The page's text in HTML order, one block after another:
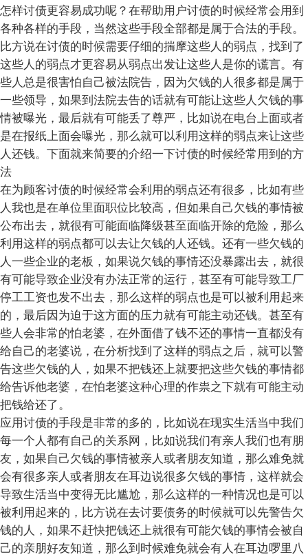
怎样讨债更容易成功呢？在帮助用户讨债的时候经常会用到
各种各样的手段，当然这些手段全部都是属于合法的手段。
比方说在讨债的时候需要仔细的揣摩这些人的弱点，找到了
这些人的弱点才更容易从弱点出发让这些人是你的谎言。有
些人总是很害怕自己被法院告，因为欠钱的人很多都是属于
一些领导，如果到法院去告的话就有可能让这些人欠钱的事
情被曝光，最后就有可能丢了尊严，比如说在电台上面或者
是在报纸上面会曝光，那么就可以利用这样的弱点来让这些
人还钱。下面就来简要的介绍一下讨债的时候经常用到的方
法
在为顾客讨债的时候经常会利用的弱点还有很多，比如有些
人我也是在单位里面职位比较高，但如果自己欠钱的事情被
公布出去，就很有可能面临降级甚至面临开除的危险，那么
利用这样的弱点都可以去让欠钱的人还钱。还有一些欠钱的
人一些企业的老板，如果说欠钱的事情还没暴露出去，就很
有可能导致企业没有办法正常的运行，甚至有可能导致工厂
停工工资也发不出去，那么这样的弱点也是可以被利用起来
的，最后因为迫于这方面的压力就有可能主动还钱。甚至有
些人会非常的怕老婆，在外面借了钱不还的事情一直都没有
给自己的老婆说，在分析找到了这样的弱点之后，就可以警
告这些欠钱的人，如果不把钱还上就要把这些欠钱的事情都
给告诉他老婆，在怕老婆这种心理的作祟之下就有可能主动
把钱给还了。
应用讨债的手段是非常的多的，比如说在现实生活当中我们
每一个人都有自己的关系网，比如说我们有亲人我们也有朋
友，如果自己欠钱的事情被亲人或者朋友知道，那么难免就
会有很多亲人或者朋友在耳边说很多欠钱的事情，这样就会
导致生活当中变得无比尴尬，那么这样的一种情况也是可以
被利用起来的，比方说在去讨要债务的时候就可以先警告欠
钱的人，如果不赶快把钱还上就很有可能欠钱的事情会被自
己的亲朋好友知道，那么到时候难免就会有人在耳边啰里八